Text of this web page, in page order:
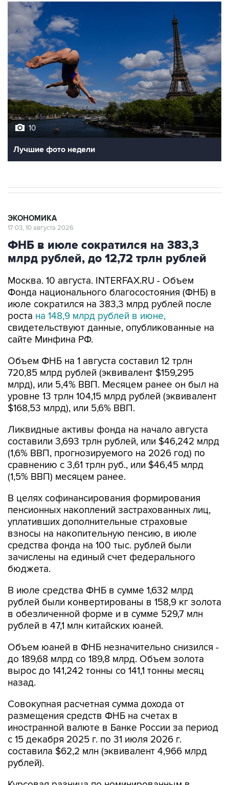
Лучшие фото недели
ЭКОНОМИКА
17:03, 10 августа 2026
ФНБ в июле сократился на 383,3
млрд рублей, до 12,72 трлн рублей
Фонда национального благосостояния (ФНБ) в
свидетельствуют данные, опубликованные на
Объем ФНБ на 1 августа составил 12 трлн
720,85 млрд рублей (эквивалент $159,295
млрд), или 5,4% ВВП. Месяцем ранее он был на
уровне 13 трлн 104,15 млрд рублей (эквивалент
Ликвидные активы фонда на начало августа
составили 3,693 трлн рублей, или $46,242 млрд
(1,6% ВВП, прогнозируемого на 2026 год) по
сравнению с 3,61 трлн руб., или $46,45 млрд
(1,5% ВВП) месяцем ранее.
В целях софинансирования формирования
пенсионных накоплений застрахованных лиц,
уплативших дополнительные страховые
взносы на накопительную пенсию, в июле
средства фонда на 100 тыс. рублей были
бюджета.
В июле средства ФНБ в сумме 1,632 млрд
рублей были конвертированы в 158,9 кг золота
в обезличенной форме и в сумме 529,7 млн
Объем юаней в ФНБ незначительно снизился -
до 189,68 млрд со 189,8 млрд. Объем золота
вырос до 141,242 тонны со 141,1 тонны месяц
назад.
Совокупная расчетная сумма дохода от
иностранной валюте в Банке России за период
с 15 декабря 2025 г. по 31 июля 2026 г.
составила $62,2 млн (эквивалент 4,966 млрд
рублей).
Курсовая разница по номинированным в
валюте активам ФНБ и переоценка стоимости
золота, в которое инвестированы его
средства, с 1 января по 31 июля составила
образом: переоценка в валюте - 125,777 млрд
рублей, в золоте - минус 73,111 млрд рублей, по
евробондам Украины - 4,892 млрд рублей, по
номинированным в валюте ценным бумагам
российских эмитентов - 9,66 млрд рублей.